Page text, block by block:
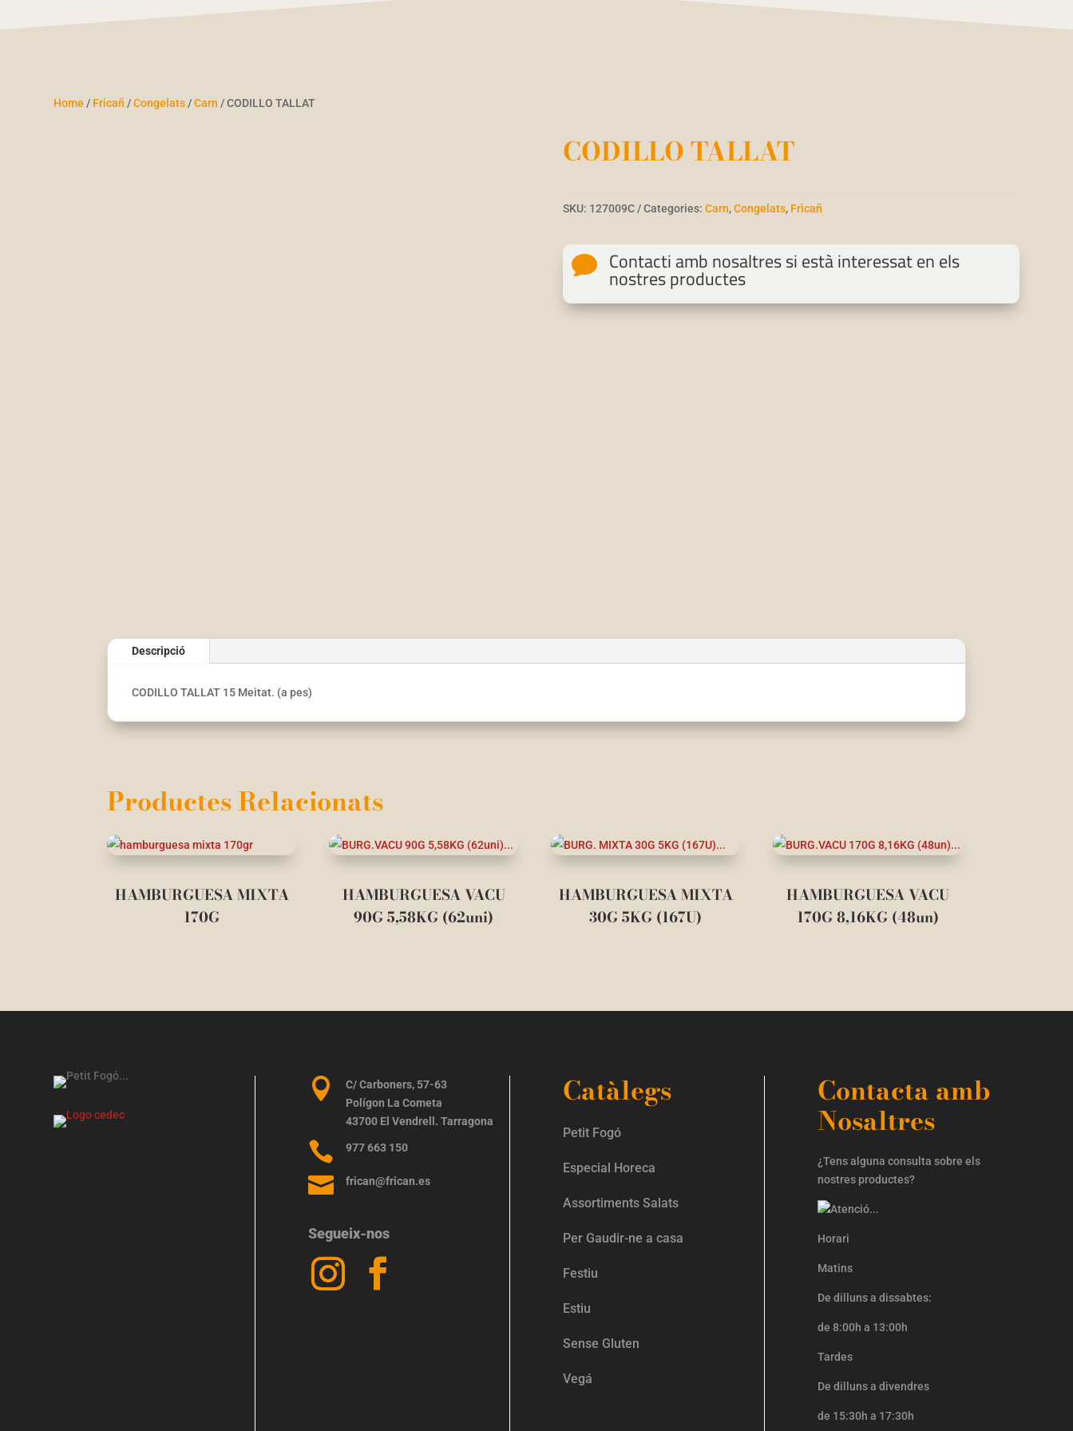
Home / Fricañ /Congelats /Carn / CODILLO TALLAT
CODILLO TALLAT
SKU: 127009C Categories:Carn,Congelats, Fricañ
 Contacti amb nosaltres si està interessat en els
nostres productes
Descripció
CODILLO TALLAT 15 Meitat. (a pes)
Productes Relacionats
HAMBURGUESA MIXTA
170G
HAMBURGUESA VACU
90G 5,58KG (62uni)
HAMBURGUESA MIXTA
30G 5KG (167U)
HAMBURGUESA VACU
170G 8,16KG (48un)

C/ Carboners, 57-63
Polígon La Cometa
43700 El Vendrell. Tarragona
 977 663 150
 frican@frican.es
Segueix-nos
Catàlegs
Petit Fogó
Especial Horeca
Assortiments Salats
Per Gaudir-ne a casa
Festiu
Estiu
Sense Gluten
Vegá
Contacta amb
Nosaltres
¿Tens alguna consulta sobre els
nostres productes?
Horari
Matins
De dilluns a dissabtes:
de 8:00h a 13:00h
Tardes
De dilluns a divendres
de 15:30h a 17:30h